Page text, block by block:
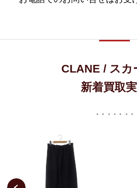
CLANE / スカ
新着買取